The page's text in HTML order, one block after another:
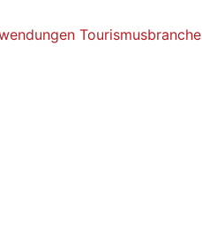
Tourismusbranche